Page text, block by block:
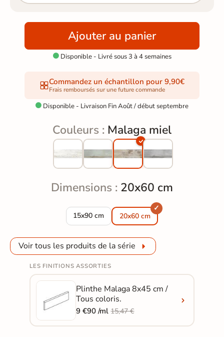
Ajouter au panier
Disponible - Livré sous 3 à 4 semaines
Commandez un échantillon pour 9,90€
Frais remboursés sur une future commande
 Disponible - Livraison Fin Août / début septembre
Couleurs : Malaga miel
Dimensions : 20x60 cm
15x90 cm
Carrelage sol imitation parquet Malaga miel
20x60 cm
Voir tous les produits de la série
LES FINITIONS ASSORTIES
Plinthe Malaga 8x45 cm /
Tous coloris.
9 €90 /ml15,47 €